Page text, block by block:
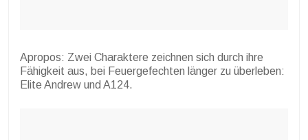
Apropos: Zwei Charaktere zeichnen sich durch ihre
Fähigkeit aus, bei Feuergefechten länger zu überleben:
Elite Andrew und A124.